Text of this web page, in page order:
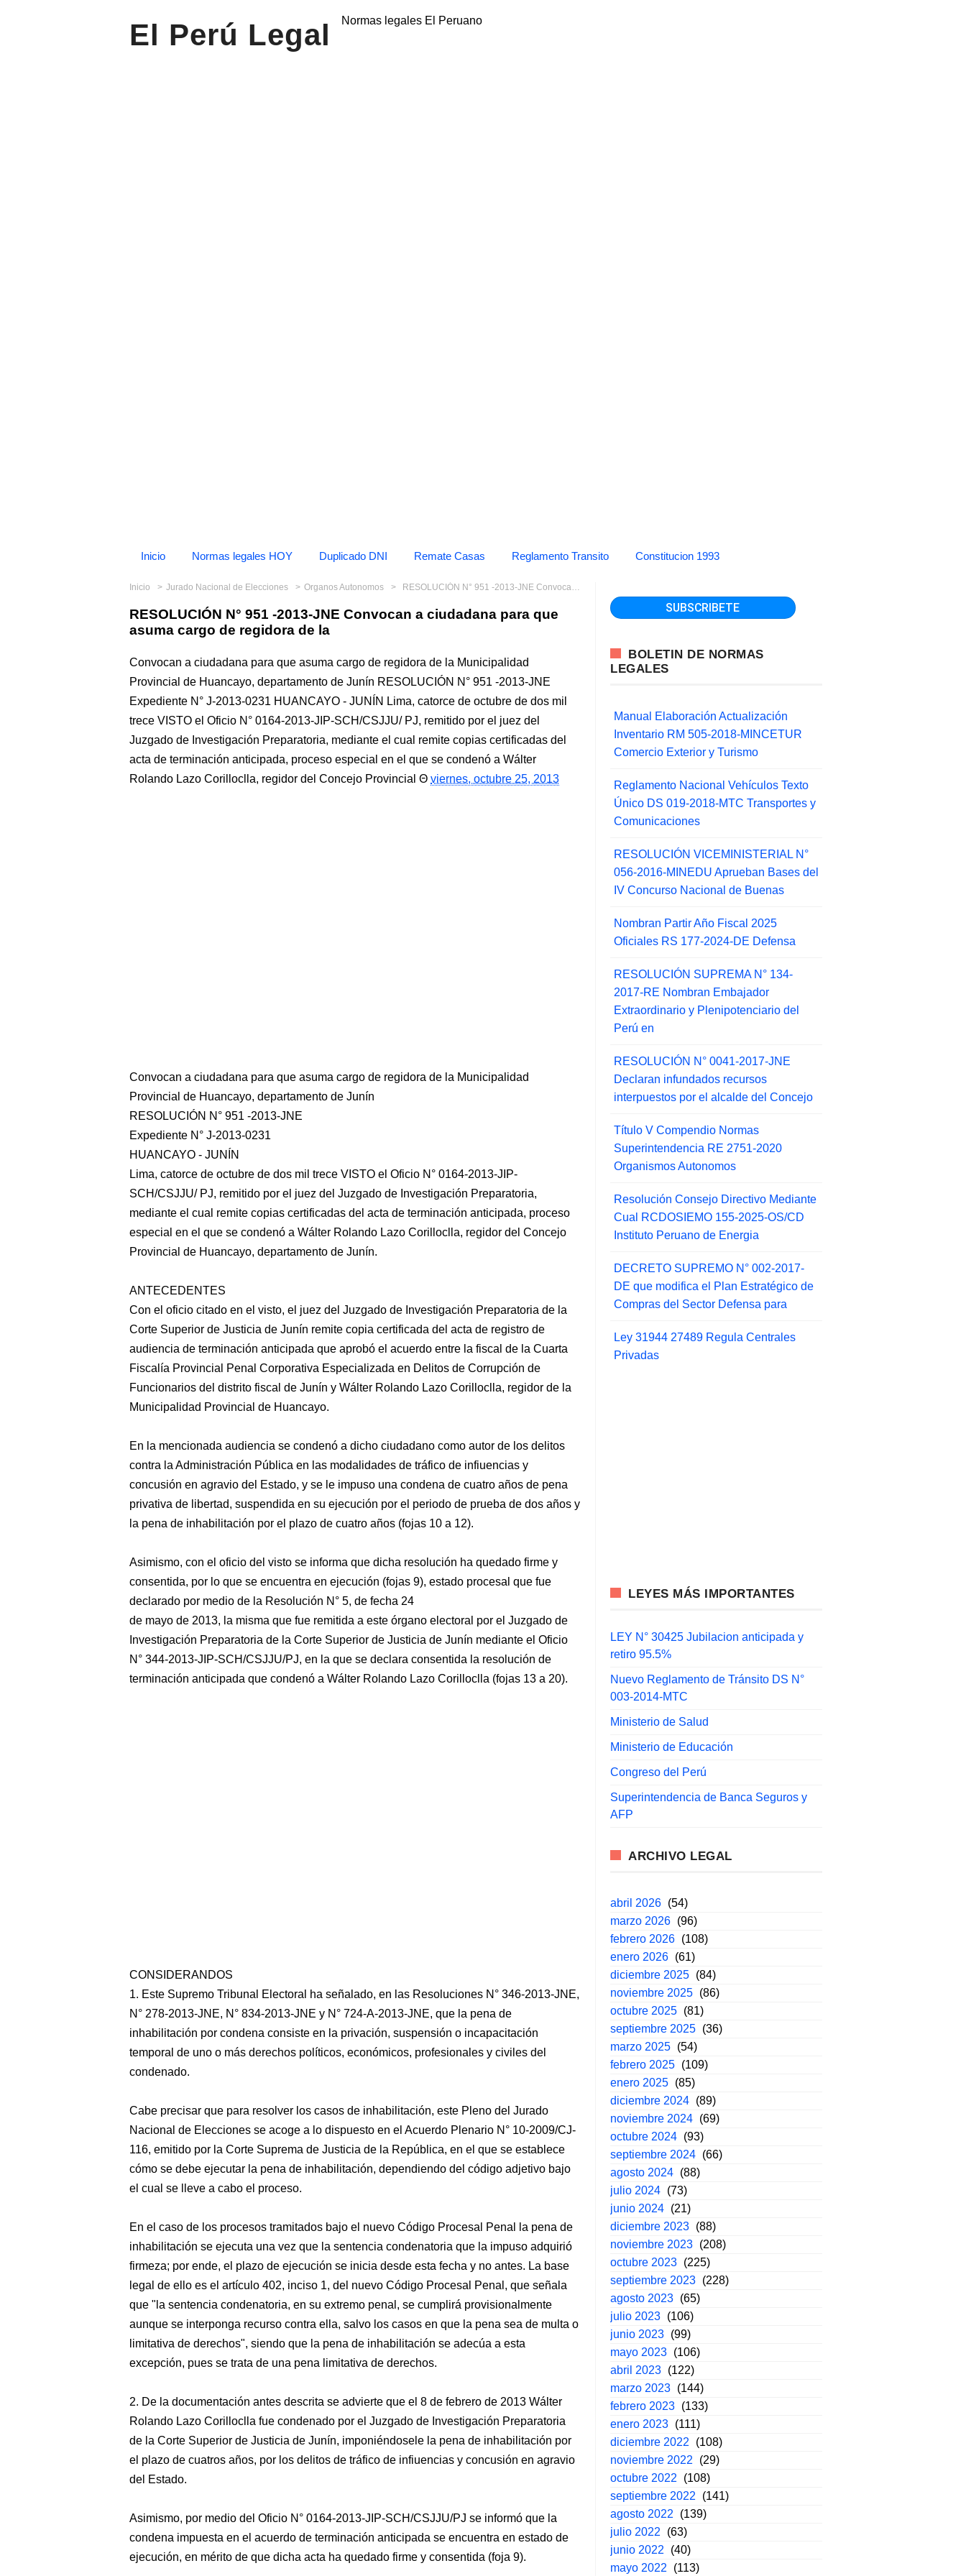
El Perú Legal Normas legales El Peruano
Inicio Normas legales HOY Duplicado DNI Remate Casas Reglamento Transito Constitucion 1993
Inicio Jurado Nacional de Elecciones Organos Autonomos RESOLUCIÓN N° 951 -2013-JNE Convocan a ciudadana para que asuma cargo de regidora de la
RESOLUCIÓN N° 951 -2013-JNE Convocan a ciudadana para que
asuma cargo de regidora de la
Convocan a ciudadana para que asuma cargo de regidora de la Municipalidad
Provincial de Huancayo, departamento de Junín RESOLUCIÓN N° 951 -2013-JNE
Expediente N° J-2013-0231 HUANCAYO - JUNÍN Lima, catorce de octubre de dos mil
trece VISTO el Oficio N° 0164-2013-JIP-SCH/CSJJU/ PJ, remitido por el juez del
Juzgado de Investigación Preparatoria, mediante el cual remite copias certificadas del
acta de terminación anticipada, proceso especial en el que se condenó a Wálter
Rolando Lazo Corilloclla, regidor del Concejo Provincial
viernes, octubre 25, 2013
Convocan a ciudadana para que asuma cargo de regidora de la Municipalidad
Provincial de Huancayo, departamento de Junín
RESOLUCIÓN N° 951 -2013-JNE
Expediente N° J-2013-0231
HUANCAYO - JUNÍN
Lima, catorce de octubre de dos mil trece VISTO el Oficio N° 0164-2013-JIP-
SCH/CSJJU/ PJ, remitido por el juez del Juzgado de Investigación Preparatoria,
mediante el cual remite copias certificadas del acta de terminación anticipada, proceso
especial en el que se condenó a Wálter Rolando Lazo Corilloclla, regidor del Concejo
Provincial de Huancayo, departamento de Junín.
ANTECEDENTES
Con el oficio citado en el visto, el juez del Juzgado de Investigación Preparatoria de la
Corte Superior de Justicia de Junín remite copia certificada del acta de registro de
audiencia de terminación anticipada que aprobó el acuerdo entre la fiscal de la Cuarta
Fiscalía Provincial Penal Corporativa Especializada en Delitos de Corrupción de
Funcionarios del distrito fiscal de Junín y Wálter Rolando Lazo Corilloclla, regidor de la
Municipalidad Provincial de Huancayo.
En la mencionada audiencia se condenó a dicho ciudadano como autor de los delitos
contra la Administración Pública en las modalidades de tráfico de infiuencias y
concusión en agravio del Estado, y se le impuso una condena de cuatro años de pena
privativa de libertad, suspendida en su ejecución por el periodo de prueba de dos años y
la pena de inhabilitación por el plazo de cuatro años (fojas 10 a 12).
Asimismo, con el oficio del visto se informa que dicha resolución ha quedado firme y
consentida, por lo que se encuentra en ejecución (fojas 9), estado procesal que fue
declarado por medio de la Resolución N° 5, de fecha 24
de mayo de 2013, la misma que fue remitida a este órgano electoral por el Juzgado de
Investigación Preparatoria de la Corte Superior de Justicia de Junín mediante el Oficio
N° 344-2013-JIP-SCH/CSJJU/PJ, en la que se declara consentida la resolución de
terminación anticipada que condenó a Wálter Rolando Lazo Corilloclla (fojas 13 a 20).
CONSIDERANDOS
1. Este Supremo Tribunal Electoral ha señalado, en las Resoluciones N° 346-2013-JNE,
N° 278-2013-JNE, N° 834-2013-JNE y N° 724-A-2013-JNE, que la pena de
inhabilitación por condena consiste en la privación, suspensión o incapacitación
temporal de uno o más derechos políticos, económicos, profesionales y civiles del
condenado.
Cabe precisar que para resolver los casos de inhabilitación, este Pleno del Jurado
Nacional de Elecciones se acoge a lo dispuesto en el Acuerdo Plenario N° 10-2009/CJ-
116, emitido por la Corte Suprema de Justicia de la República, en el que se establece
cómo se debe ejecutar la pena de inhabilitación, dependiendo del código adjetivo bajo
el cual se lleve a cabo el proceso.
En el caso de los procesos tramitados bajo el nuevo Código Procesal Penal la pena de
inhabilitación se ejecuta una vez que la sentencia condenatoria que la impuso adquirió
firmeza; por ende, el plazo de ejecución se inicia desde esta fecha y no antes. La base
legal de ello es el artículo 402, inciso 1, del nuevo Código Procesal Penal, que señala
que "la sentencia condenatoria, en su extremo penal, se cumplirá provisionalmente
aunque se interponga recurso contra ella, salvo los casos en que la pena sea de multa o
limitativa de derechos", siendo que la pena de inhabilitación se adecúa a esta
excepción, pues se trata de una pena limitativa de derechos.
2. De la documentación antes descrita se advierte que el 8 de febrero de 2013 Wálter
Rolando Lazo Corilloclla fue condenado por el Juzgado de Investigación Preparatoria
de la Corte Superior de Justicia de Junín, imponiéndosele la pena de inhabilitación por
el plazo de cuatros años, por los delitos de tráfico de infiuencias y concusión en agravio
del Estado.
Asimismo, por medio del Oficio N° 0164-2013-JIP-SCH/CSJJU/PJ se informó que la
condena impuesta en el acuerdo de terminación anticipada se encuentra en estado de
ejecución, en mérito de que dicha acta ha quedado firme y consentida (foja 9).
BOLETIN DE NORMAS
LEGALES
Manual Elaboración Actualización
Inventario RM 505-2018-MINCETUR
Comercio Exterior y Turismo
Reglamento Nacional Vehículos Texto
Único DS 019-2018-MTC Transportes y
Comunicaciones
RESOLUCIÓN VICEMINISTERIAL N°
056-2016-MINEDU Aprueban Bases del
IV Concurso Nacional de Buenas
Nombran Partir Año Fiscal 2025
Oficiales RS 177-2024-DE Defensa
RESOLUCIÓN SUPREMA N° 134-
2017-RE Nombran Embajador
Extraordinario y Plenipotenciario del
Perú en
RESOLUCIÓN N° 0041-2017-JNE
Declaran infundados recursos
interpuestos por el alcalde del Concejo
Título V Compendio Normas
Superintendencia RE 2751-2020
Organismos Autonomos
Resolución Consejo Directivo Mediante
Cual RCDOSIEMO 155-2025-OS/CD
Instituto Peruano de Energia
DECRETO SUPREMO N° 002-2017-
DE que modifica el Plan Estratégico de
Compras del Sector Defensa para
Ley 31944 27489 Regula Centrales
Privadas
LEYES MÁS IMPORTANTES
LEY N° 30425 Jubilacion anticipada y
retiro 95.5%
Nuevo Reglamento de Tránsito DS N°
003-2014-MTC
Ministerio de Salud
Ministerio de Educación
Congreso del Perú
Superintendencia de Banca Seguros y
AFP
ARCHIVO LEGAL
abril 2026 (54)
marzo 2026 (96)
febrero 2026 (108)
enero 2026 (61)
diciembre 2025 (84)
noviembre 2025 (86)
octubre 2025 (81)
septiembre 2025 (36)
marzo 2025 (54)
febrero 2025 (109)
enero 2025 (85)
diciembre 2024 (89)
noviembre 2024 (69)
octubre 2024 (93)
septiembre 2024 (66)
agosto 2024 (88)
julio 2024 (73)
junio 2024 (21)
diciembre 2023 (88)
noviembre 2023 (208)
octubre 2023 (225)
septiembre 2023 (228)
agosto 2023 (65)
julio 2023 (106)
junio 2023 (99)
mayo 2023 (106)
abril 2023 (122)
marzo 2023 (144)
febrero 2023 (133)
enero 2023 (111)
diciembre 2022
(108)
noviembre 2022
(29)
octubre 2022
(108)
septiembre 2022
(141)
agosto 2022
(139)
julio 2022
(63)
junio 2022
(40)
mayo 2022
(113)